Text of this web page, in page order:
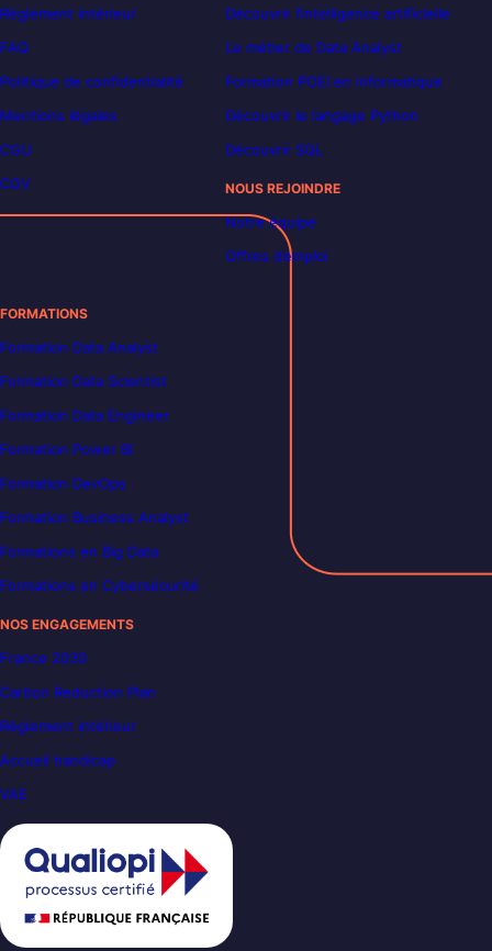
Règlement intérieur
FAQ
Politique de confidentialité
Mentions légales
CGU
CGV
Découvrir l’intelligence artificielle
Le métier de Data Analyst
Formation POEI en informatique
Découvrir le langage Python
Découvrir SQL
NOUS REJOINDRE
Notre équipe
Offres d’emploi
FORMATIONS
Formation Data Analyst
Formation Data Scientist
Formation Data Engineer
Formation Power BI
Formation DevOps
Formation Business Analyst
Formations en Big Data
Formations en Cybersécurité
NOS ENGAGEMENTS
France 2030
Carbon Reduction Plan
Règlement intérieur
Accueil handicap
VAE